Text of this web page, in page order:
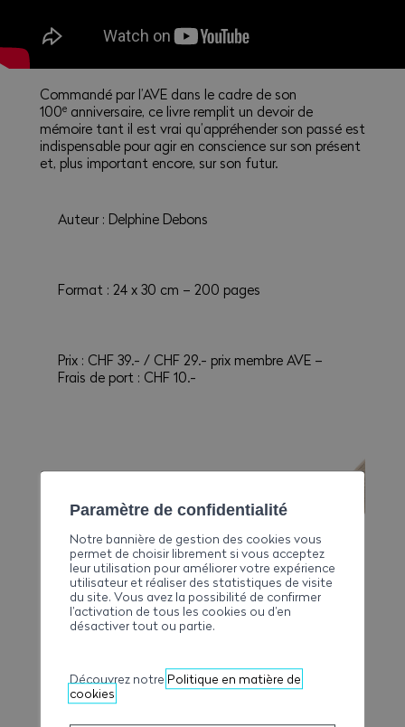
Commandé par l’AVE dans le cadre de son
100eanniversaire, ce livre remplit un devoir de
mémoire tant il est vrai qu’appréhender son passé est
indispensable pour agir en conscience sur son présent
et, plus important encore, sur son futur.
Auteur : Delphine Debons
Format : 24 x 30 cm – 200 pages
Prix : CHF 39.- / CHF 29.- prix membre AVE –
Frais de port : CHF 10.-
Paramètre de confidentialité
Notre bannière de gestion des cookies vous
permet de choisir librement si vous acceptez
leur utilisation pour améliorer votre expérience
utilisateur et réaliser des statistiques de visite
du site. Vous avez la possibilité de confirmer
l’activation de tous les cookies ou d’en
désactiver tout ou partie.
Découvrez notre Politique en matière de
cookies